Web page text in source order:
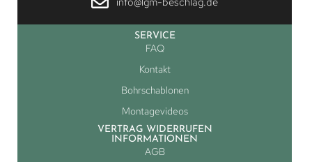
SERVICE
FAQ
Kontakt
Bohrschablonen
Montagevideos
VERTRAG WIDERRUFEN
INFORMATIONEN
AGB